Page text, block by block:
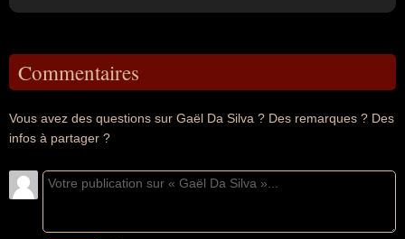
Commentaires
Vous avez des questions sur Gaël Da Silva ? Des remarques ? Des
infos à partager ?